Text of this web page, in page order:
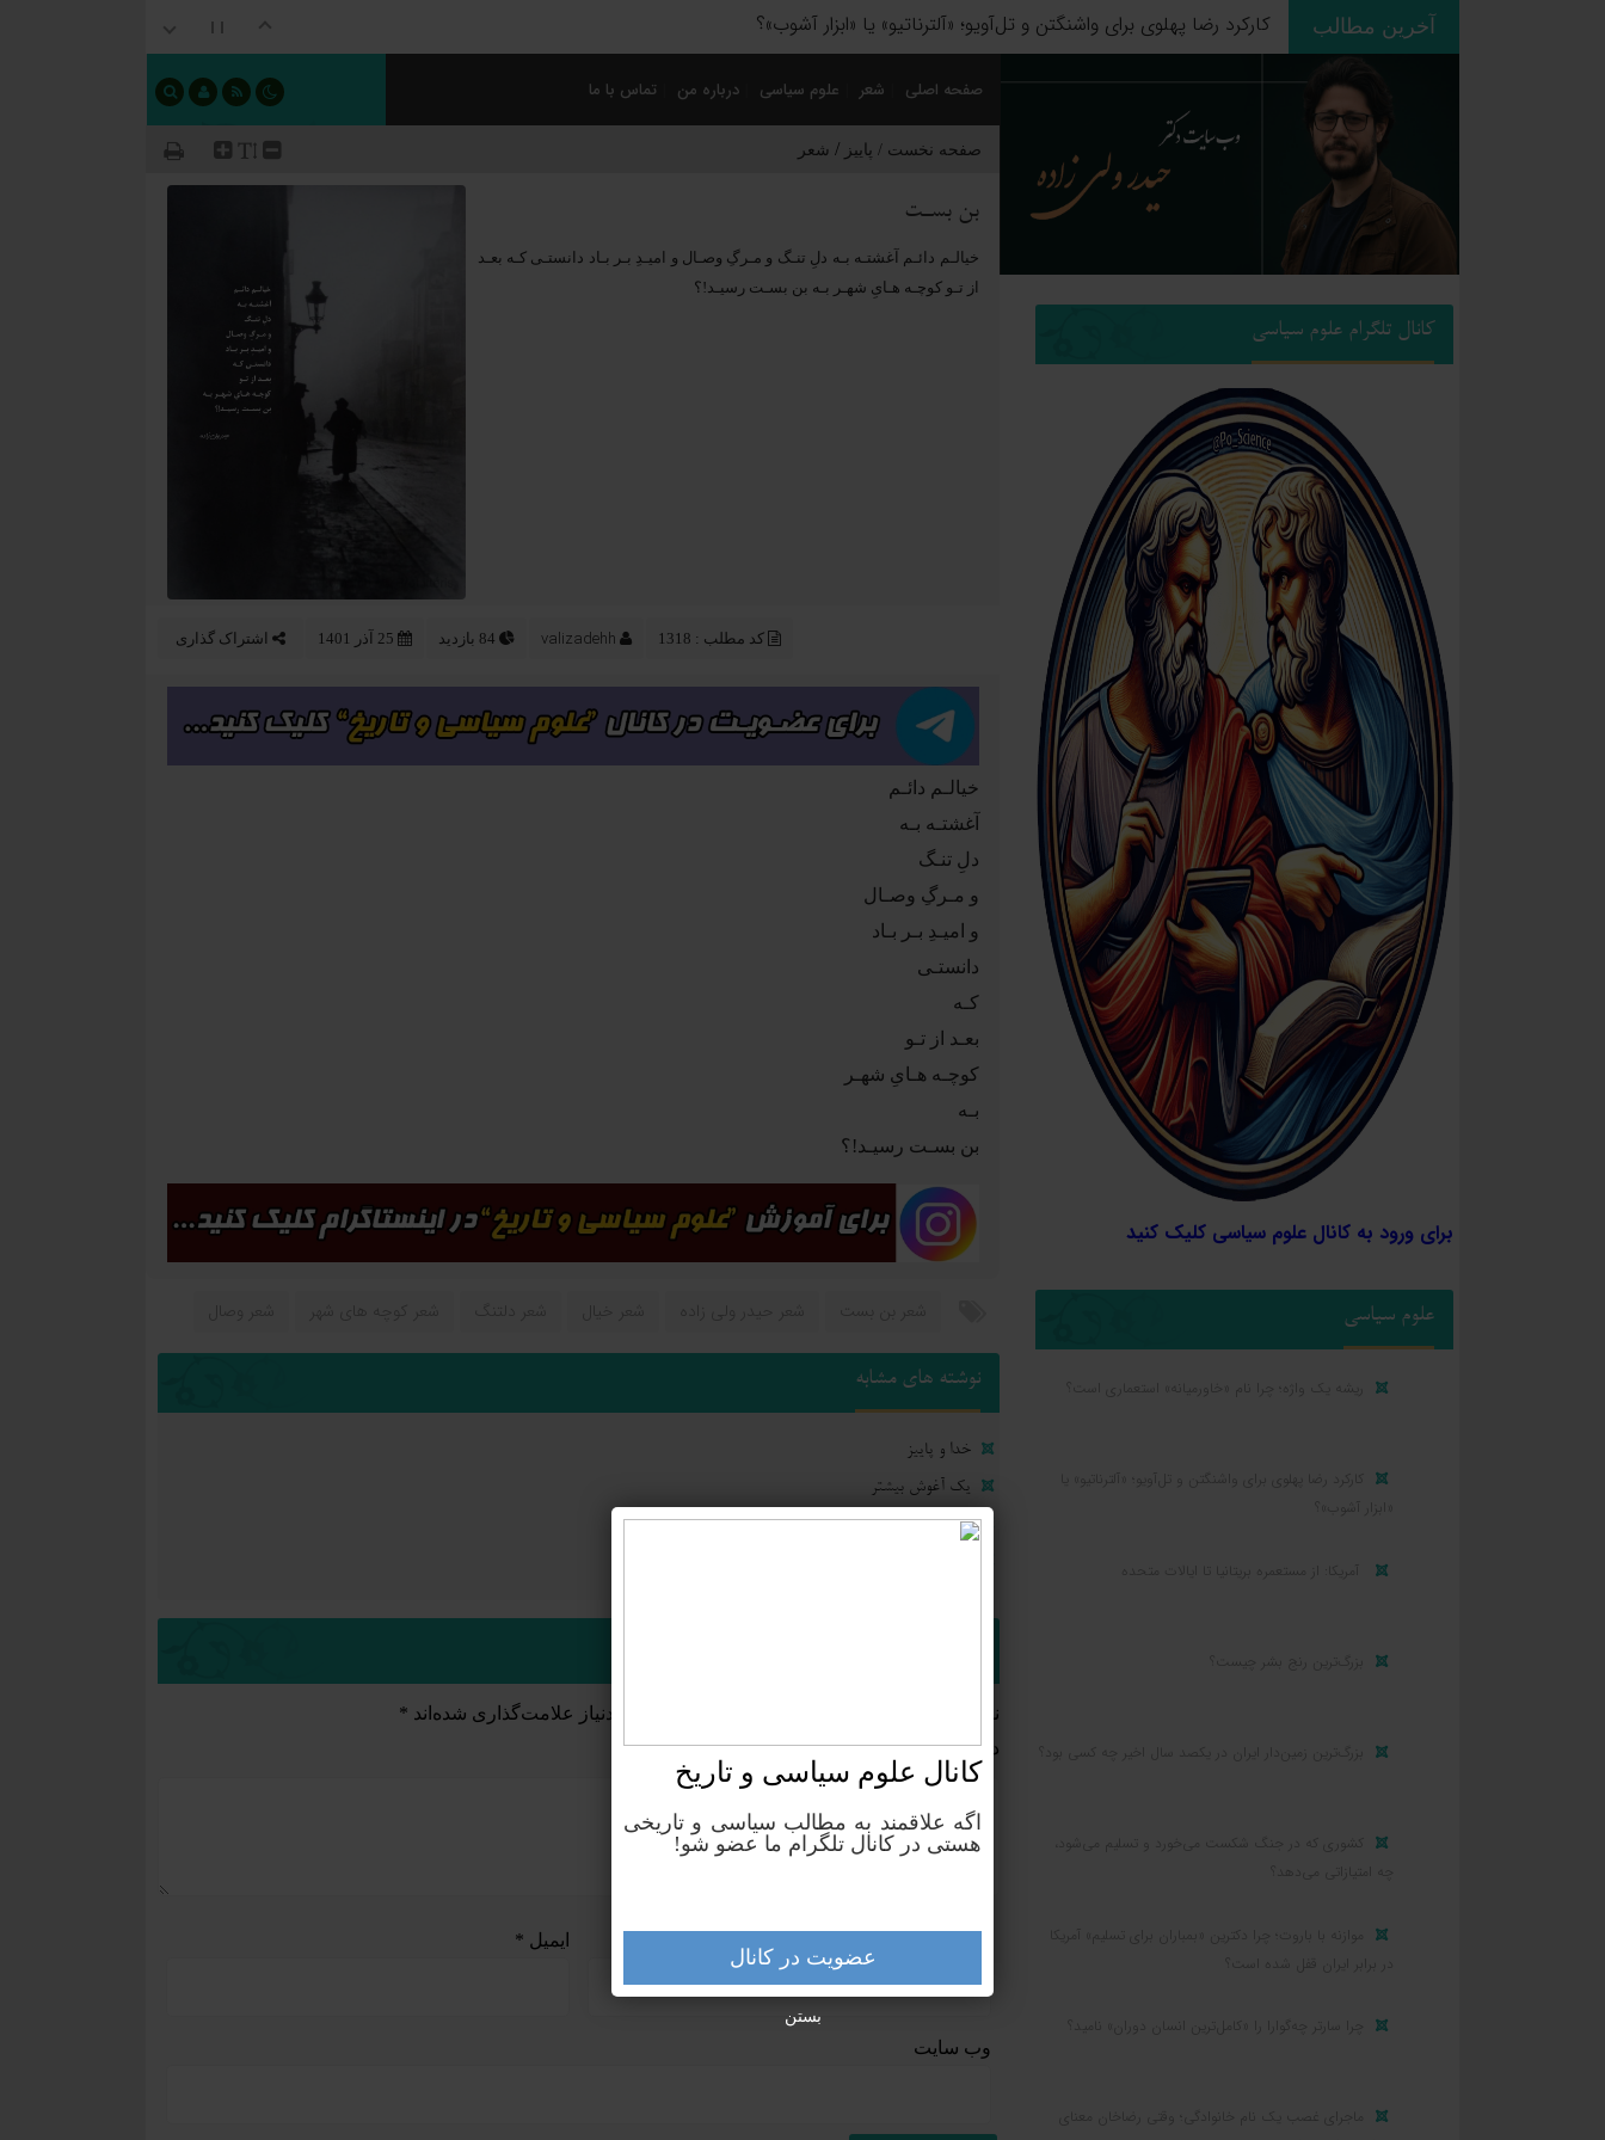
آخرین مطالب
ردپای استعمار بر جغرافیای سیاسی؛ چگونه فاتحان نام کشورهای امروز را نوشتند؟
صفحه اصلی شعر علوم سیاسی درباره من تماس با ما
صفحه نخست / پاییز / شعر
بن بسـت
خیالـم دائـم آغشتـه بـه دلِ تنـگ و مـرگِ وصـال و امیـدِ بـر بـاد دانستـی کـه بعـد
از تـو کوچـه هـایِ شهـر بـه بن بسـت رسیـد!؟
اشتراک گذاری valizadehh کد مطلب : 1318
خیالـم دائـم
آغشتـه بـه
دلِ تنـگ
و مـرگِ وصـال
و امیـدِ بـر بـاد
دانستـی
کـه
بعـد از تـو
کوچـه هـایِ شهـر
بـه
بن بسـت رسیـد!؟
نوشته های مشابه
خدا و پاییز
یک آغوش بیشتر
وعده گاه خیال
نشانی ایمیل شما منتشر نخواهد شد. بخش‌های موردنیاز علامت‌گذاری شده‌اند *
دیدگاه*
ایمیل *
وب‌ سایت
کانال تلگرام علوم سیاسی
برای ورود به کانال علوم سیاسی کلیک کنید
علوم سیاسی
ریشه یک واژه؛ چرا نام «خاورمیانه» استعماری است؟
آمریکا: از مستعمره بریتانیا تا ایالات متحده
بزرگ‌ترین رنج بشر چیست؟
بزرگ‌ترین زمین‌دار ایران در یکصد سال اخیر چه کسی بود؟
کشوری که در جنگ شکست می‌خورد و تسلیم می‌شود،
چه امتیازاتی می‌دهد؟
موازنه با باروت؛ چرا دکترین «بمباران برای تسلیم» آمریکا
چرا سارتر چه‌گوارا را «کامل‌ترین انسان دوران» نامید؟
ماجرای غصب یک نام خانوادگی؛ وقتی رضاخان معنای
کانال علوم‌ سیاسی و تاریخ
اگه علاقمند به مطالب سیاسی و تاریخی
هستی در کانال تلگرام ما عضو شو!
عضویت در کانال
بستن